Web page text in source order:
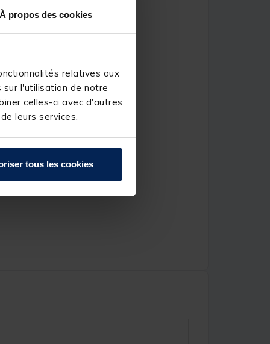
À propos des cookies
relatives aux
l'utilisation de notre
celles-ci avec d'autres
leurs services.
tous les cookies